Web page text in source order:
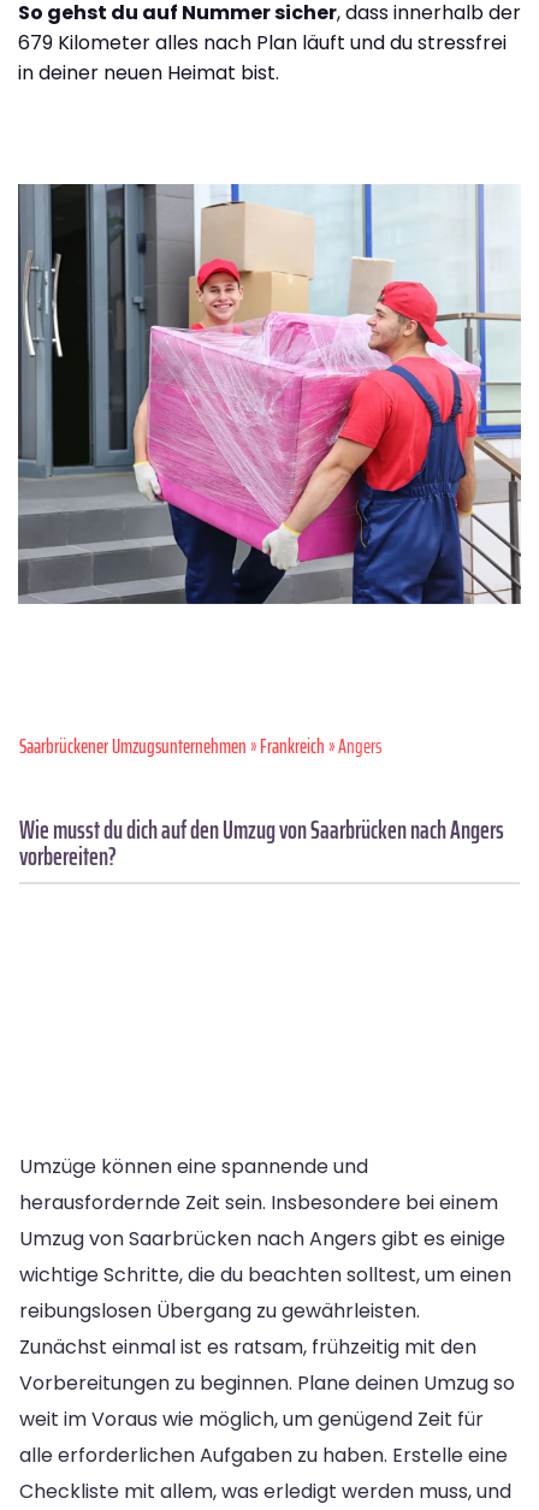
So gehst du auf Nummer sicher, dass innerhalb der
679 Kilometer alles nach Plan läuft und du stressfrei
in deiner neuen Heimat bist.
Saarbrückener Umzugsunternehmen»Frankreich» Angers
Wie musst du dich auf den Umzug von Saarbrücken nach Angers
vorbereiten?
Umzüge können eine spannende und
herausfordernde Zeit sein. Insbesondere bei einem
Umzug von Saarbrücken nach Angers gibt es einige
wichtige Schritte, die du beachten solltest, um einen
reibungslosen Übergang zu gewährleisten.
Zunächst einmal ist es ratsam, frühzeitig mit den
Vorbereitungen zu beginnen. Plane deinen Umzug so
weit im Voraus wie möglich, um genügend Zeit für
alle erforderlichen Aufgaben zu haben. Erstelle eine
Checkliste mit allem, was erledigt werden muss, und